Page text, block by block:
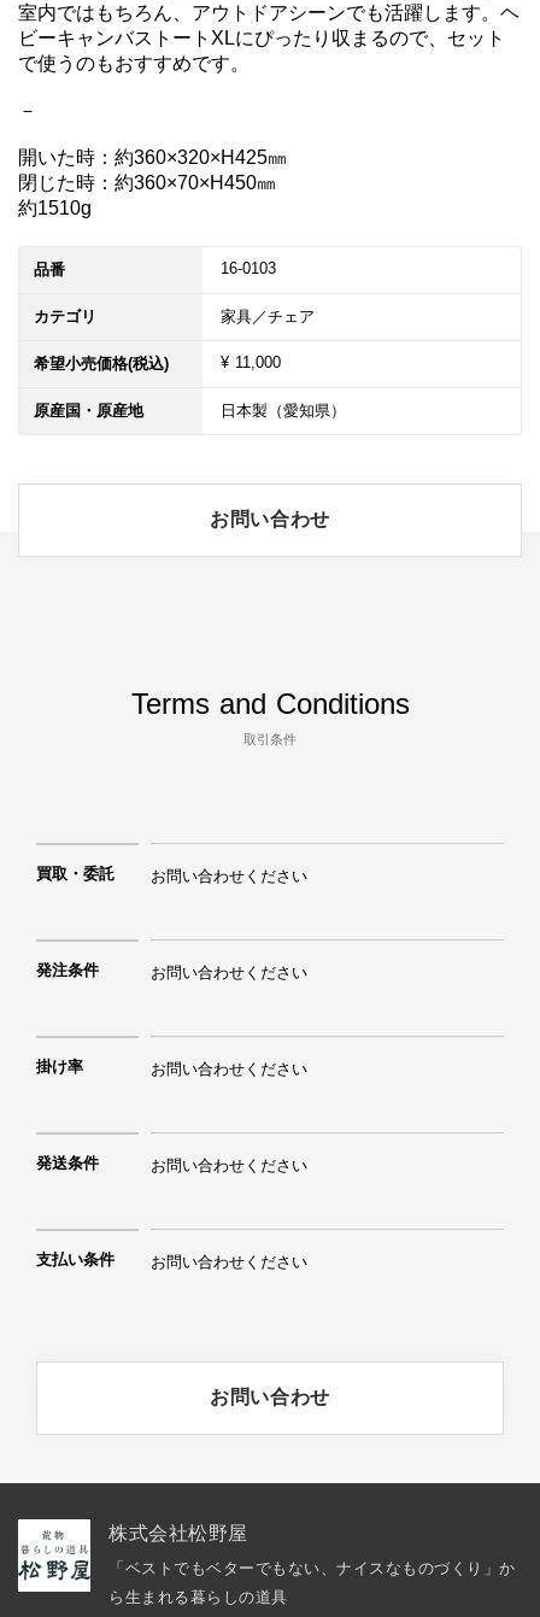
室内ではもちろん、アウトドアシーンでも活躍します。ヘ
ビーキャンバストートXLにぴったり収まるので、セット
で使うのもおすすめです。
－
開いた時：約360×320×H425㎜
閉じた時：約360×70×H450㎜
品番 16-0103
カテゴリ 家具／チェア
希望小売価格(税込) ¥ 11,000
原産国・原産地 日本製（愛知県）
お問い合わせ
Terms and Conditions
取引条件
買取・委託 お問い合わせください
発注条件 お問い合わせください
掛け率 お問い合わせください
発送条件 お問い合わせください
支払い条件 お問い合わせください
お問い合わせ
株式会社松野屋
「ベストでもベターでもない、ナイスなものづくり」か
ら生まれる暮らしの道具